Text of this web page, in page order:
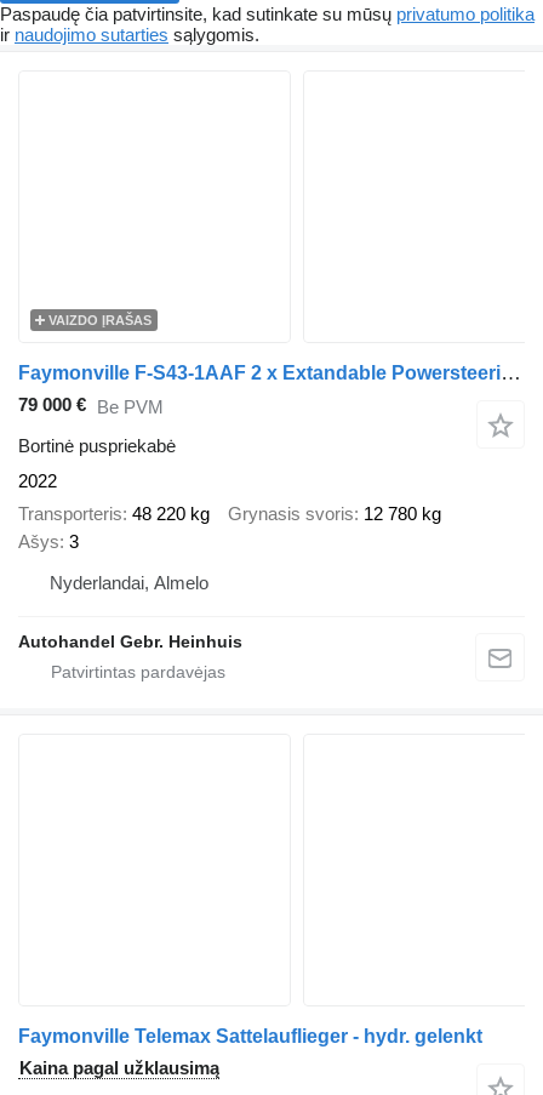
Paspaudę čia patvirtinsite, kad sutinkate su mūsų privatumo politika
ir naudojimo sutarties sąlygomis.
VAIZDO ĮRAŠAS
Faymonville F-S43-1AAF 2 x Extandable Powersteering 12 tons Axles!
79 000 € Be PVM
Bortinė puspriekabė
2022
Transporteris 48 220 kg Grynasis svoris 12 780 kg
Ašys 3
Nyderlandai, Almelo
Autohandel Gebr. Heinhuis
Faymonville Telemax Sattelauflieger - hydr. gelenkt
Kaina pagal užklausimą